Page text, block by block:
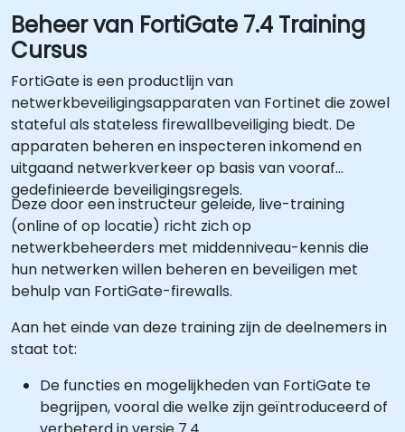
Beheer van FortiGate 7.4 Training
Cursus
FortiGate is een productlijn van
netwerkbeveiligingsapparaten van Fortinet die zowel
stateful als stateless firewallbeveiliging biedt. De
apparaten beheren en inspecteren inkomend en
uitgaand netwerkverkeer op basis van vooraf
gedefinieerde beveiligingsregels.
Deze door een instructeur geleide, live-training
(online of op locatie) richt zich op
netwerkbeheerders met middenniveau-kennis die
hun netwerken willen beheren en beveiligen met
behulp van FortiGate-firewalls.
Aan het einde van deze training zijn de deelnemers in
staat tot:
De functies en mogelijkheden van FortiGate te
begrijpen, vooral die welke zijn geïntroduceerd of